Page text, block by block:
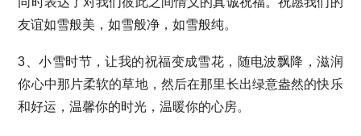
友谊如雪般美，如雪般净，如雪般纯。
3、小雪时节，让我的祝福变成雪花，随电波飘降，滋润
你心中那片柔软的草地，然后在那里长出绿意盎然的快乐
和好运，温馨你的时光，温暖你的心房。